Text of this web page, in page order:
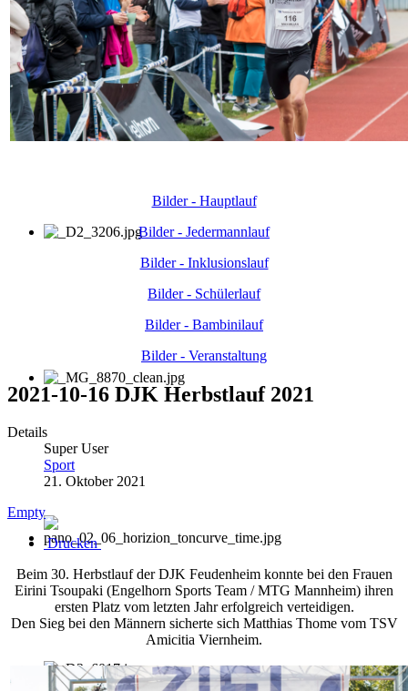
Bilder - Hauptlauf
Bilder - Jedermannlauf
Bilder - Inklusionslauf
Bilder - Schülerlauf
Bilder - Bambinilauf
Bilder - Veranstaltung
2021-10-16 DJK Herbstlauf 2021
Details
Super User
Sport
21. Oktober 2021
Empty
Drucken
Beim 30. Herbstlauf der DJK Feudenheim konnte bei den Frauen
Eirini Tsoupaki (Engelhorn Sports Team / MTG Mannheim) ihren
ersten Platz vom letzten Jahr erfolgreich verteidigen.
Den Sieg bei den Männern sicherte sich Matthias Thome vom TSV
Amicitia Viernheim.